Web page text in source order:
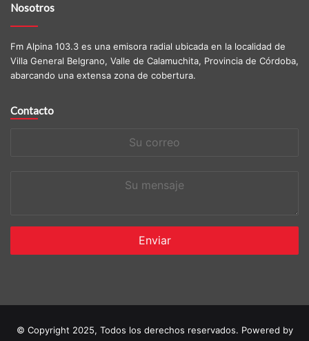
Nosotros
Fm Alpina 103.3 es una emisora radial ubicada en la localidad de
Villa General Belgrano, Valle de Calamuchita, Provincia de Córdoba,
abarcando una extensa zona de cobertura.
Contacto
© Copyright 2025, Todos los derechos reservados. Powered by